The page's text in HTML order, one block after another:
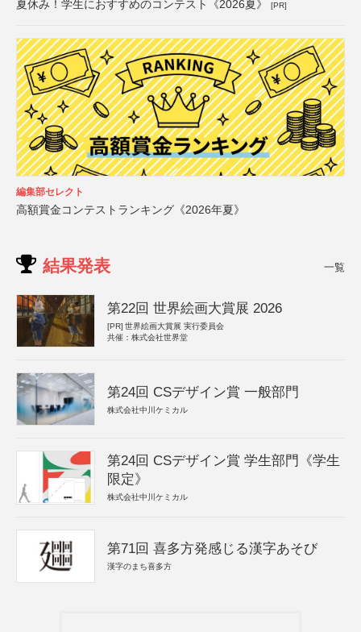
夏休み！学生におすすめのコンテスト《2026夏》 [PR]
編集部セレクト
高額賞金コンテストランキング《2026年夏》
結果発表 一覧
第22回 世界絵画大賞展 2026
[PR] 世界絵画大賞展 実行委員会
共催：株式会社世界堂
第24回 CSデザイン賞 一般部門
株式会社中川ケミカル
第24回 CSデザイン賞 学生部門《学生
限定》
株式会社中川ケミカル
第71回 喜多方発感じる漢字あそび
漢字のまち喜多方